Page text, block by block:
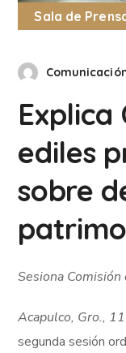
Sala de
ediles
sobre
Sesiona
Acapulco, Gro.,
segunda sesión